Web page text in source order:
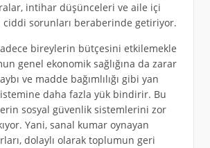
intihar düşünceleri ve aile içi
ciddi sorunları beraberinde getiriyor.
bireylerin bütçesini etkilemekle
genel ekonomik sağlığına da zarar
ve madde bağımlılığı gibi yan
daha fazla yük bindirir. Bu
sosyal güvenlik sistemlerini zor
Yani, sanal kumar oynayan
dolaylı olarak toplumun geri